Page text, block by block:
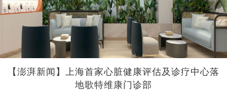
【澎湃新闻】上海首家心脏健康评估及诊疗中心落
地歌特维康门诊部